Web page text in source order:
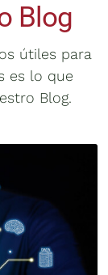
Blog
útiles para
es lo que
Blog.